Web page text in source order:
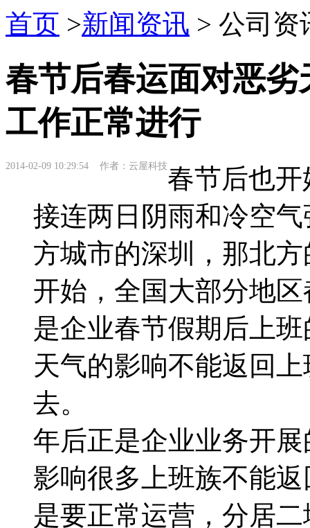
首页 >新闻资讯 > 公司资
春节后春运面对恶
工作正常进行
2014-02-09 10:29:54 作者：云屋科技春节后也
接连两日阴雨和冷空
方城市的深圳，那北
开始，全国大部分地
是企业春节假期后上
天气的影响不能返回
去。
年后正是企业业务开
影响很多上班族不能
是要正常运营，分居